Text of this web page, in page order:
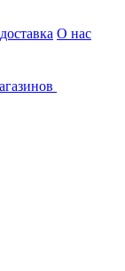
О нас